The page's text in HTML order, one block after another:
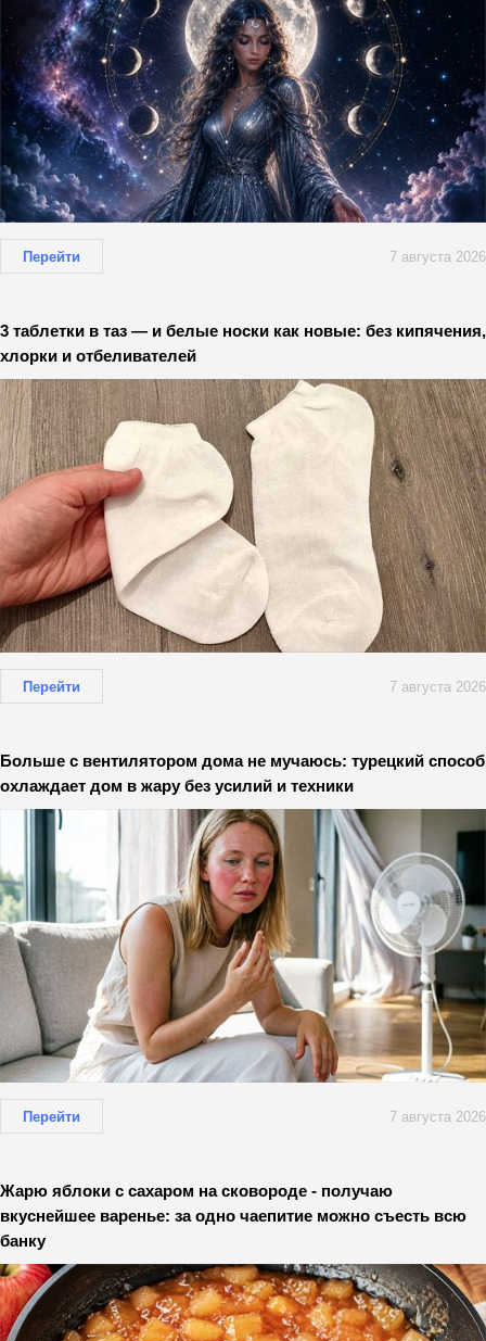
Перейти 7 августа 2026
3 таблетки в таз — и белые носки как новые: без кипячения,
хлорки и отбеливателей
Перейти 7 августа 2026
Больше с вентилятором дома не мучаюсь: турецкий способ
охлаждает дом в жару без усилий и техники
Перейти 7 августа 2026
Жарю яблоки с сахаром на сковороде - получаю
вкуснейшее варенье: за одно чаепитие можно съесть всю
банку